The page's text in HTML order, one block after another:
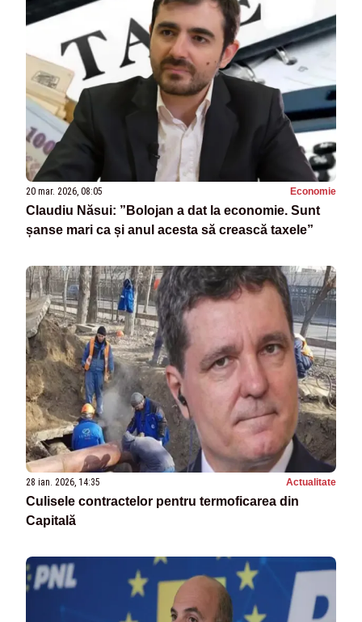
20 mar. 2026, 08:05 Economie
Claudiu Năsui: ”Bolojan a dat la economie. Sunt
șanse mari ca și anul acesta să crească taxele”
28 ian. 2026, 14:35 Actualitate
Culisele contractelor pentru termoficarea din
Capitală